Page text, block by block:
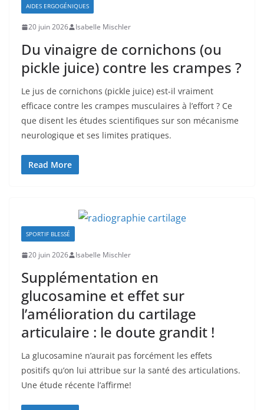
AIDES ERGOGÉNIQUES
20 juin 2026 Isabelle Mischler
Du vinaigre de cornichons (ou
pickle juice) contre les crampes ?
Le jus de cornichons (pickle juice) est-il vraiment
efficace contre les crampes musculaires à l’effort ? Ce
que disent les études scientifiques sur son mécanisme
neurologique et ses limites pratiques.
Read More
SPORTIF BLESSÉ
20 juin 2026 Isabelle Mischler
Supplémentation en
glucosamine et effet sur
l’amélioration du cartilage
articulaire : le doute grandit !
La glucosamine n’aurait pas forcément les effets
positifs qu’on lui attribue sur la santé des articulations.
Une étude récente l’affirme!